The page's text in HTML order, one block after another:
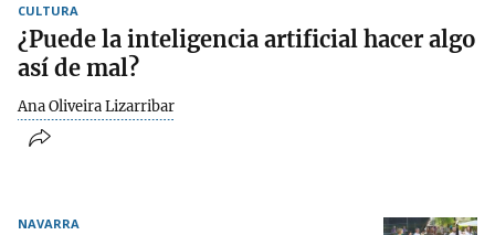
CULTURA
¿Puede la inteligencia artificial hacer algo
así de mal?
Ana Oliveira Lizarribar
NAVARRA